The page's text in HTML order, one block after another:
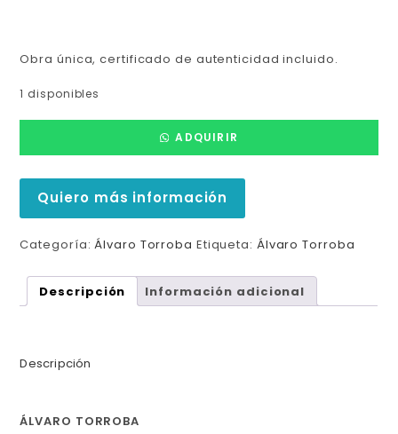
Obra única, certificado de autenticidad incluido.
1 disponibles
ADQUIRIR
Quiero más información
Categoría:Álvaro Torroba Etiqueta: Álvaro Torroba
Descripción Información adicional
Descripción
ÁLVARO TORROBA